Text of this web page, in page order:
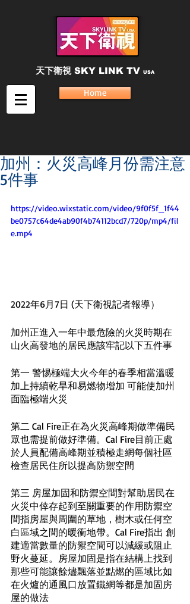
天下衛視 SKY LINK TV USA
Home
加州：火災高峰月份需注意
5件事
https://video.wixstatic.com/video/9f0f5f_1f44
be0757c64de4ab90f4b74112bcd7/720p/mp4/fil
e.mp4
2022年6月7日 (天下衛視記者報導）
加州正進入一年中最危險的火災時期在
山火高發地的居民應該牢記以下五件事
第一 警惕極端大火今年的春季相當溫暖
加上持續乾旱和易燃物增加 可能使加州
面臨極端火災
第二 Cal Fire正在為火災高峰期做準備民
眾也需提前做好準備。Cal Fire目前正處
於人員配備高峰期並積極走網每個社區
檢查居民住所以提高防禦空間
第三 房屋加固和防禦空間對幫助居民在
火災中倖存起到至關重要的作用防禦空
間指房屋與周圍的草地，樹木或任何空
白區域之間的暖衝地帶。Cal Fire指出 創
建適當數量的防禦空間可以減緩或阻止
野火蔓延。房屋加固是指在結構上找到
那些可能讓餘燼飄落並點燃的區域比如
在火爐的通風口放置鐵網等都是加固房
屋的做法